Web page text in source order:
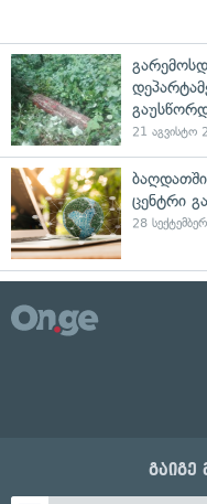
21 აგვისტო
ცენტრი
28
გაიგე